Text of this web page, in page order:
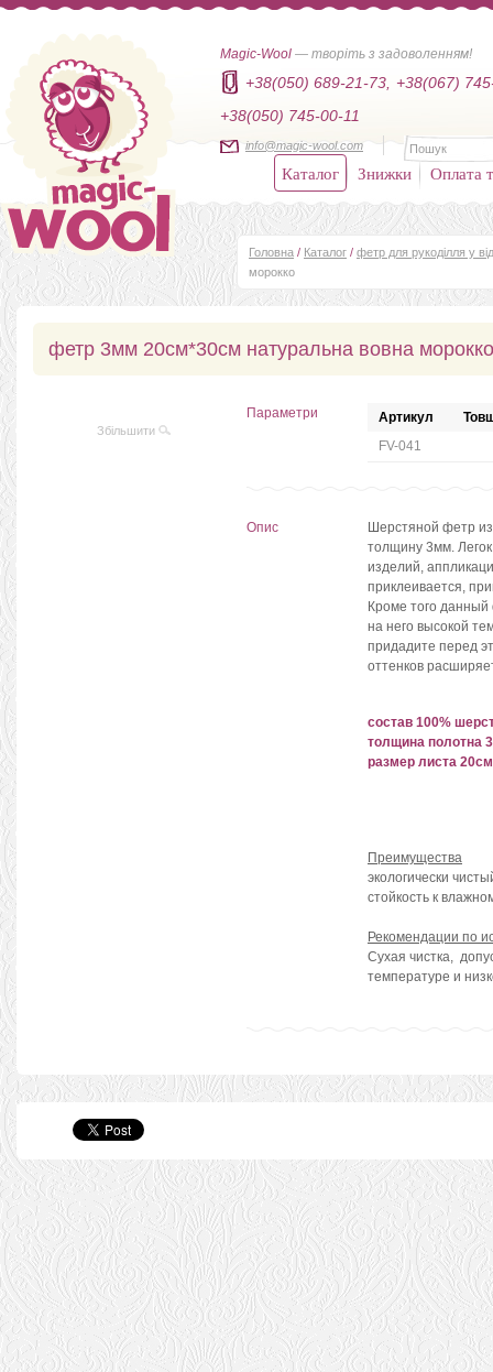
Magic-Wool — творіть з задоволенням!
+38(050) 689-21-73,
+38(067)
+38(050) 745-00-11
info@magic-wool.com
Каталог Знижки Оплата
Головна / Каталог / фетр для рукоділля у
морокко
фетр 3мм 20см*30см натуральна вовна морокко
Збільшити
Параметри Артикул
FV-041
Опис
Шерстяной фетр
толщину 3мм.
изделий,
приклеивается,
Кроме того данный
на него высокой
придадите перед
оттенков
состав 100%
толщина полотна
размер листа
Преимущества
экологически
стойкость к
Рекомендации по
Сухая чистка,
температуре и